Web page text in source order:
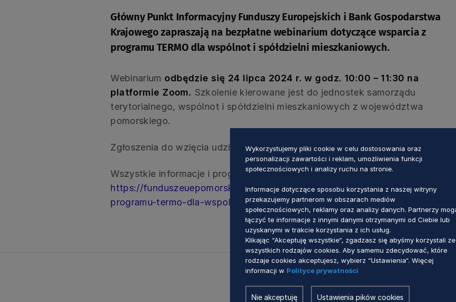
Główny Punkt Informacyjny Funduszy Europejskich i Bank Gospodarstwa
Krajowego zapraszają na bezpłatne webinarium dotyczące wsparcia z
programu TERMO dla wspólnot i spółdzielni mieszkaniowych.
Webinarium odbędzie się 24 lipca 2024 r. w godz. 10:00 – 11:30 na
platformie Zoom. Szkolenie kierowane jest do jednostek samorządu
terytorialnego, wspólnot i spółdzielni mieszkaniowych z województwa
pomorskiego.
Zgłoszenia do wzięcia udziału należy przesyłać do 23 lipca 2024 r.
Wszystkie informacje i program szkolenia dostępne są na stronie:
https://funduszeuepomorskie.pl/wydarzenia/5576-webinarium-wsparcie-z-
programu-termo-dla-wspolnot-i-spoldzielni-mieszkaniowych
Zobacz również
Wykorzystujemy pliki cookie w celu dostosowania oraz
personalizacji zawartości i reklam, umożliwienia funkcji
społecznościowych i analizy ruchu na stronie.
Informacje dotyczące sposobu korzystania z naszej witryny
przekazujemy partnerom w obszarach mediów
społecznościowych, reklamy oraz analizy danych. Partnerzy
łączyć te informacje z innymi danymi otrzymanymi od Ciebie lub
uzyskanymi w trakcie korzystania z ich usług.
Klikając “Akceptuję wszystkie“, zgadzasz się abyśmy korzystali ze
wszystkich rodzajów cookies. Aby samemu zdecydować, które
rodzaje cookies akceptujesz, wybierz “Ustawienia“. Więcej
informacji w Polityce prywatności
Nie akceptuję Ustawienia pików cookies